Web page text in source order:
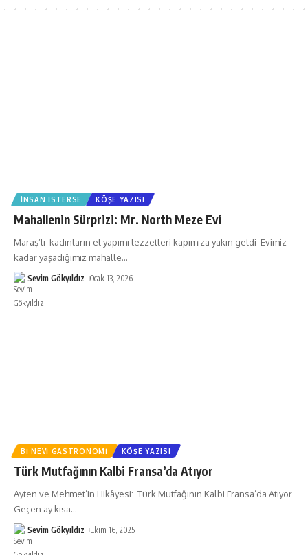
İNSAN İSTERSE KÖŞE YAZISI
Mahallenin Sürprizi: Mr. North Meze Evi
Maraş’lı kadınların el yapımı lezzetleri kapımıza yakın geldi Evimiz
kadar yaşadığımız mahalle…
Sevim Gökyıldız Ocak 13, 2026
BI NEVI GASTRONOMI KÖŞE YAZISI
Türk Mutfağının Kalbi Fransa’da Atıyor
Ayten ve Mehmet’in Hikâyesi: Türk Mutfağının Kalbi Fransa’da Atıyor
Geçen ay kısa…
Sevim Gökyıldız Ekim 16, 2025